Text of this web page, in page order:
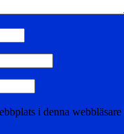
i denna